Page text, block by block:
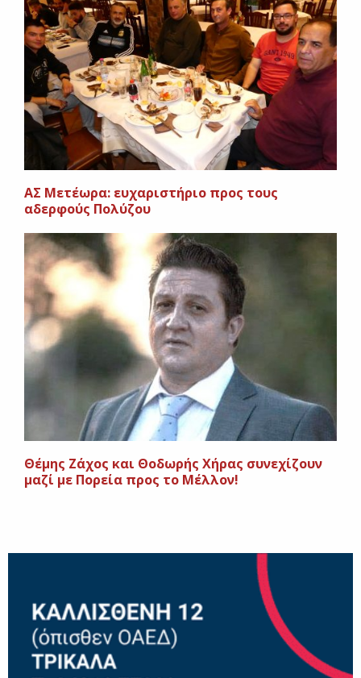
ΑΣ Μετέωρα: ευχαριστήριο προς τους
αδερφούς Πολύζου
Θέμης Ζάχος και Θοδωρής Χήρας συνεχίζουν
μαζί με Πορεία προς το Μέλλον!